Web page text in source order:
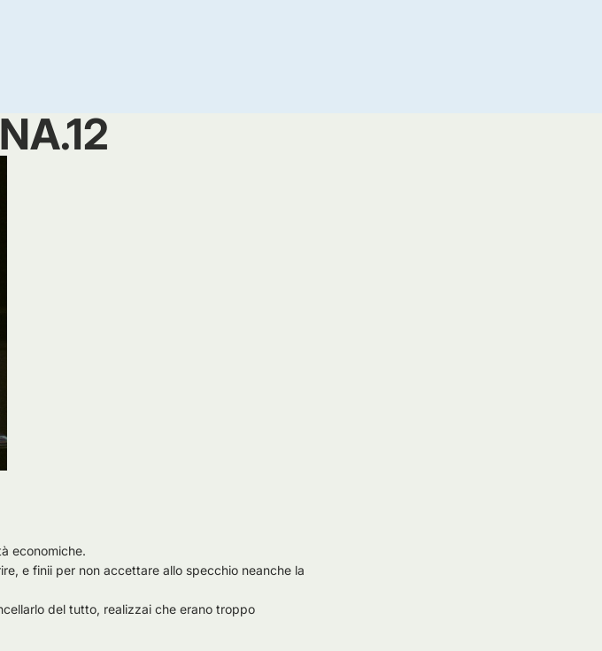
economiche.
e finii per non accettare allo specchio neanche la
del tutto, realizzai che erano troppo